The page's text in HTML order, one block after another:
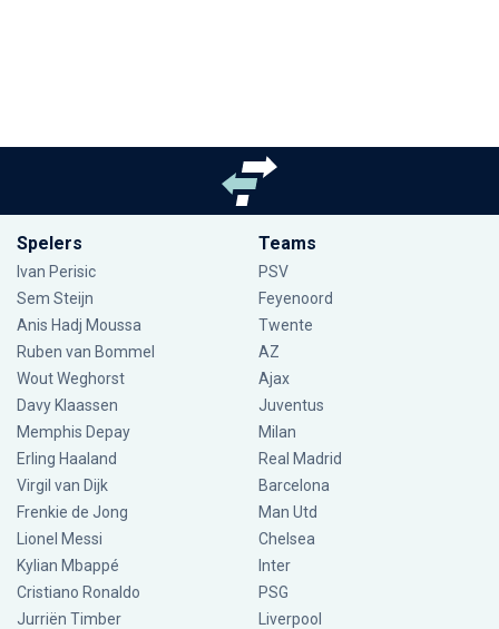
Spelers
Ivan Perisic
Sem Steijn
Anis Hadj Moussa
Ruben van Bommel
Wout Weghorst
Davy Klaassen
Memphis Depay
Erling Haaland
Virgil van Dijk
Frenkie de Jong
Lionel Messi
Kylian Mbappé
Cristiano Ronaldo
Jurriën Timber
Teams
PSV
Feyenoord
Twente
AZ
Ajax
Juventus
Milan
Real Madrid
Barcelona
Man Utd
Chelsea
Inter
PSG
Liverpool